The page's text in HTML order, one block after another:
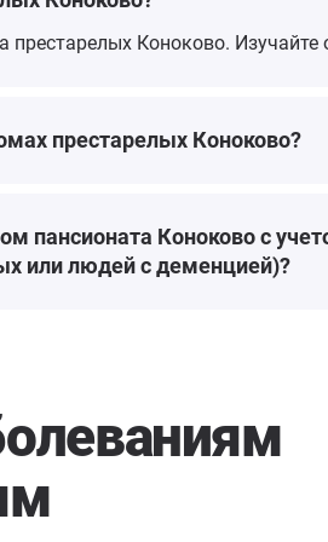
престарелых Коноково.
престарелых Коноково?
пансионата Коноково с
или людей с деменцией)?